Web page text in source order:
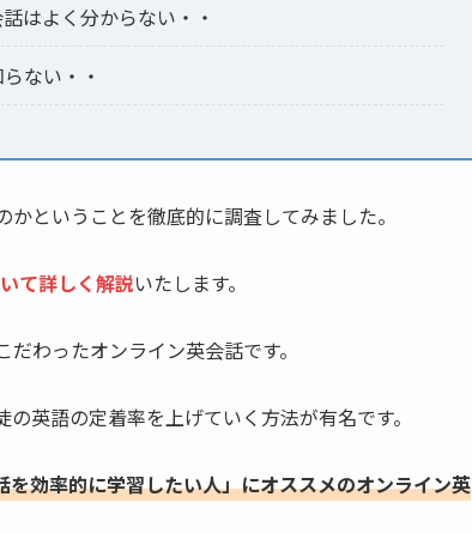
はよく分からない・・
ない・・
ということを徹底的に調査してみました。
て詳しく解説いたします。
わったオンライン英会話です。
英語の定着率を上げていく方法が有名です。
効率的に学習したい人」にオススメのオンライン英